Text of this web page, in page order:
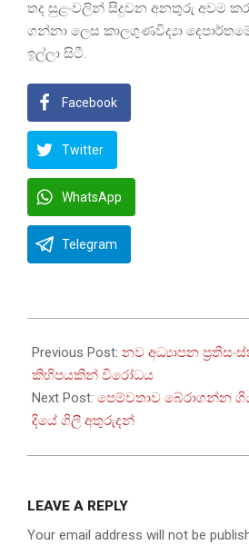
තද සුළංවලින් සිදුවන අනතුරු අවම
ගන්නා ලෙස කාලගුණවිද්‍යා
ඉල්ලා සිටී.
Facebook
Twitter
WhatsApp
Telegram
07-
21
Previous Post: නව අධ්‍යාපන
කිහිපයකින් විරෝධය
Next Post: පෙම්වතාව බේරාගන්න
දියේ ගිලී අතුරුදන්
LEAVE A REPLY
Your email address will not be